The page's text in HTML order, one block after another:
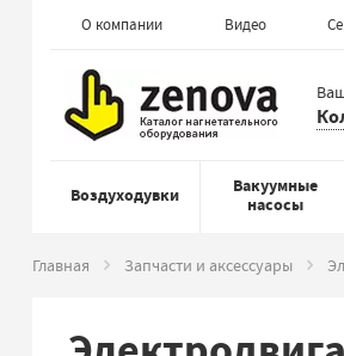
О компании Видео
Воздуходувки
Вакуумные
насосы
Главная Запчасти и аксессуары